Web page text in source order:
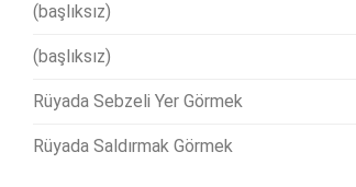
(başlıksız)
(başlıksız)
Rüyada Sebzeli Yer Görmek
Rüyada Saldırmak Görmek